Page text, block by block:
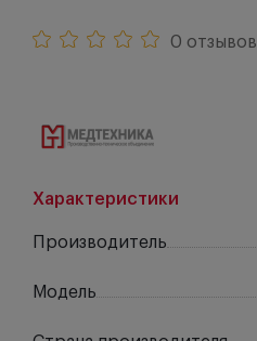
0 отзывов
Характеристики
Производитель
Модель